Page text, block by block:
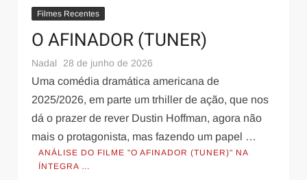
Filmes Recentes
O AFINADOR (TUNER)
Nadal 28 de junho de 2026
Uma comédia dramática americana de
2025/2026, em parte um trhiller de ação, que nos
dá o prazer de rever Dustin Hoffman, agora não
mais o protagonista, mas fazendo um papel …
ANÁLISE DO FILME "O AFINADOR (TUNER)" NA
ÍNTEGRA …